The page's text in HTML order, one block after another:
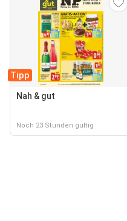
Tipp
Nah & gut
Noch 23 Stunden gültig